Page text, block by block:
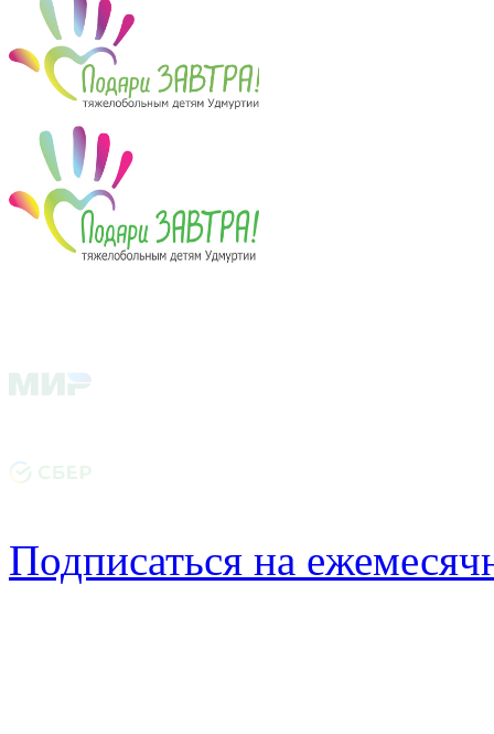
Подписаться на